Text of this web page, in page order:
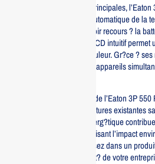
Parmi les caract?ristiques principales,
technologie de r?gulation automatique de la
alimentation stable sans avoir recours ? la
de vie. De plus, son ?cran LCD intuitif
temps r?el de l’?tat de l’onduleur. Gr?ce ?
pouvez connecter plusieurs appareils
L’un des grands avantages de l’Eaton 3P
s’int?grer dans les infrastructures existantes
majeures. Son efficacit? ?nerg?tique
d’exploitation, tout en minimisant l’impact
cette solution, vous investissez dans un
performance et la productivit? de votre